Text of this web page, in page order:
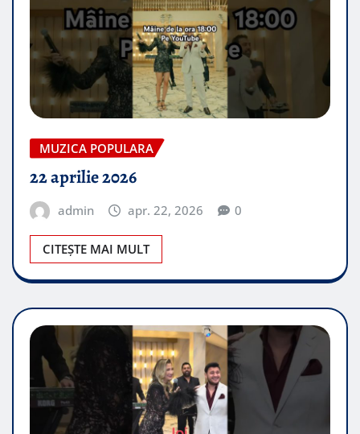
MUZICA POPULARA
22 aprilie 2026
admin apr. 22, 2026 0
CITEȘTE MAI MULT